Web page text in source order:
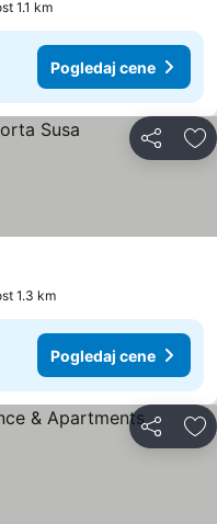
1.1 km
Pogledaj cene
Deli
1.3 km
Pogledaj cene
Deli